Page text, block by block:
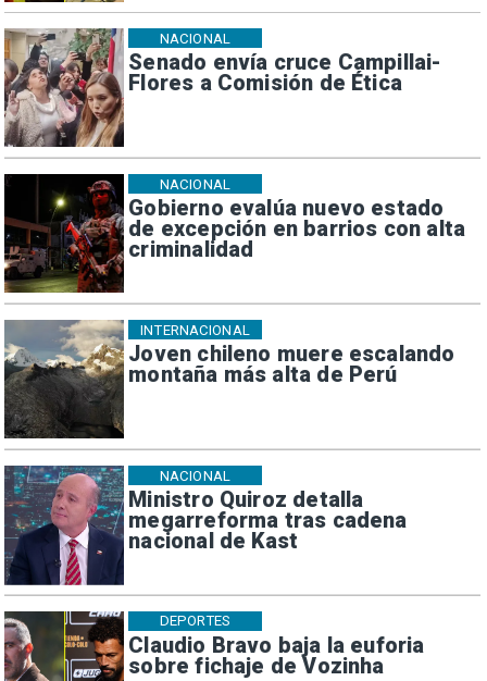
Senado envía cruce Campillai-
Flores a Comisión de Ética
NACIONAL
Gobierno evalúa nuevo estado
de excepción en barrios con alta
criminalidad
NACIONAL
Joven chileno muere escalando
montaña más alta de Perú
INTERNACIONAL
Ministro Quiroz detalla
megarreforma tras cadena
nacional de Kast
NACIONAL
Claudio Bravo baja la euforia
sobre fichaje de Vozinha
DEPORTES